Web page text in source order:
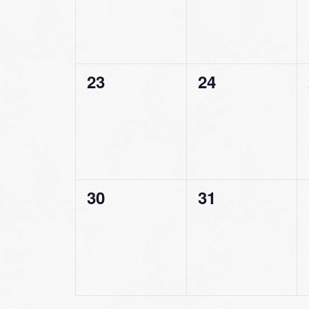
0
23
0
24
0
30
0
31